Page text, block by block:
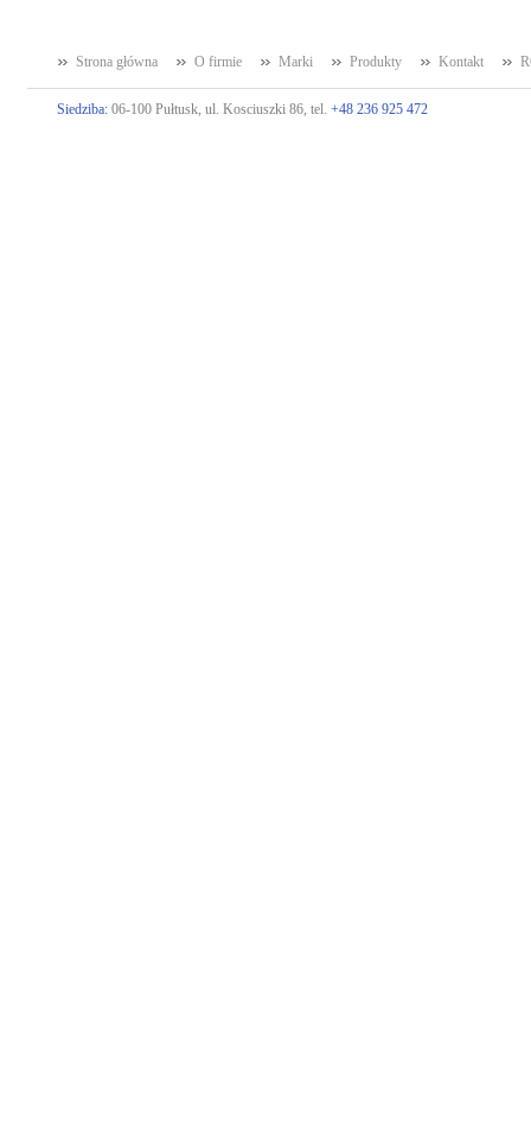
Strona główna O firmie Marki Produkty Kontakt
Siedziba: 06-100 Pułtusk, ul. Kosciuszki 86, tel. +48 236 925 472